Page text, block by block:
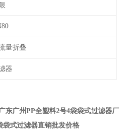
量折叠
器
东广州PP全塑料2号4袋袋式过滤器厂
袋式过滤器直销批发价格